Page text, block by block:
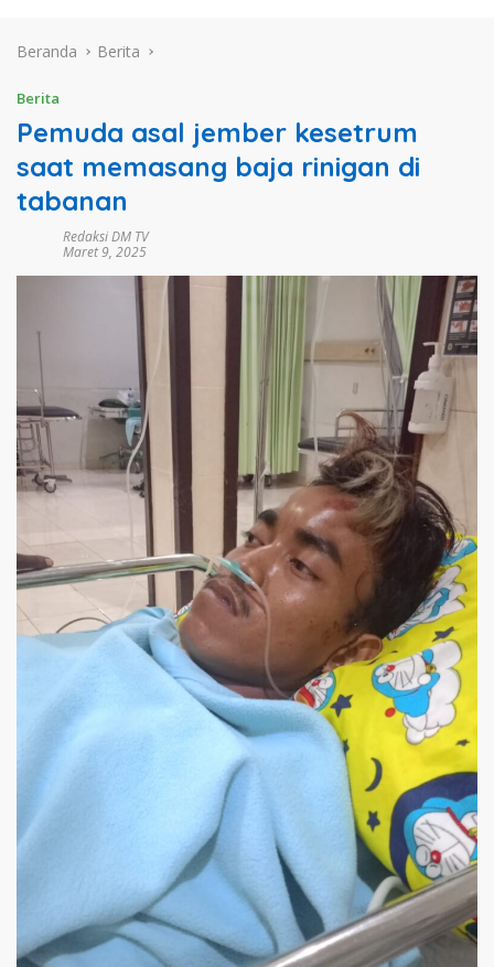
Beranda Berita
Berita
Pemuda asal jember kesetrum
saat memasang baja rinigan di
tabanan
Redaksi DM TV
Maret 9, 2025